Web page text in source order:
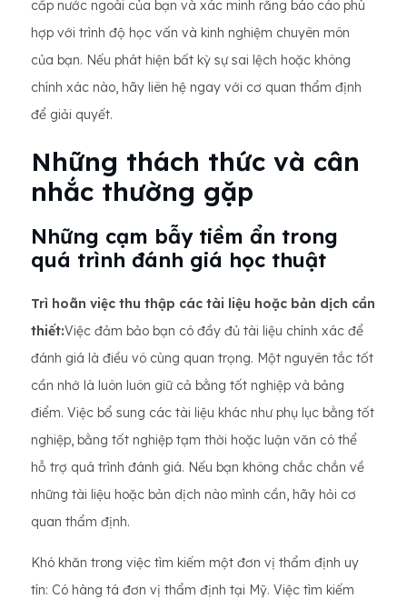
cấp nước ngoài của bạn và xác minh rằng báo cáo phù
hợp với trình độ học vấn và kinh nghiệm chuyên môn
của bạn. Nếu phát hiện bất kỳ sự sai lệch hoặc không
chính xác nào, hãy liên hệ ngay với cơ quan thẩm định
để giải quyết.
Những thách thức và cân
nhắc thường gặp
Những cạm bẫy tiềm ẩn trong
quá trình đánh giá học thuật
Trì hoãn việc thu thập các tài liệu hoặc bản dịch cần
thiết:Việc đảm bảo bạn có đầy đủ tài liệu chính xác để
đánh giá là điều vô cùng quan trọng. Một nguyên tắc tốt
cần nhớ là luôn luôn giữ cả bằng tốt nghiệp và bảng
điểm. Việc bổ sung các tài liệu khác như phụ lục bằng tốt
nghiệp, bằng tốt nghiệp tạm thời hoặc luận văn có thể
hỗ trợ quá trình đánh giá. Nếu bạn không chắc chắn về
những tài liệu hoặc bản dịch nào mình cần, hãy hỏi cơ
quan thẩm định.
Khó khăn trong việc tìm kiếm một đơn vị thẩm định uy
tín: Có hàng tá đơn vị thẩm định tại Mỹ. Việc tìm kiếm